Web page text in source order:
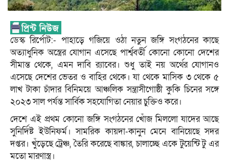
ডেস্ক রির্পোট:- পাহাড়ে গজিয়ে ওঠা নতুন জঙ্গি সংগঠনের কাছে
অত্যাধুনিক অস্ত্রের যোগান এসেছে পার্শ্ববর্তী কোনো কোনো দেশের
সীমান্ত থেকে, এমন দাবি র‍্যাবের। শুধু তাই নয় অর্থের যোগানও
এসেছে দেশের ভেতর ও বাহির থেকে। যা থেকে মাসিক ৩ থেকে ৫
লাখ টাকা চাঁদার বিনিময়ে আঞ্চলিক সন্ত্রাসীগোষ্ঠী কুকি চিনের সঙ্গে
২০২৩ সাল পর্যন্ত সার্বিক সহযোগিতা নেয়ার চুক্তিও করে।
দেশে এই প্রথম কোনো জঙ্গি সংগঠনের খোঁজ মিললো যাদের আছে
সুনির্দিষ্ট ইউনিফর্ম। সামরিক কায়দা-কানুন মেনে বানিয়েছে সদর
দপ্তর। খুঁড়েছে ট্রেঞ্চ, তৈরি করেছে বাঙ্কার, চালাচ্ছে একে টুয়েন্টি টু এর
মতো মারণাস্ত্র।